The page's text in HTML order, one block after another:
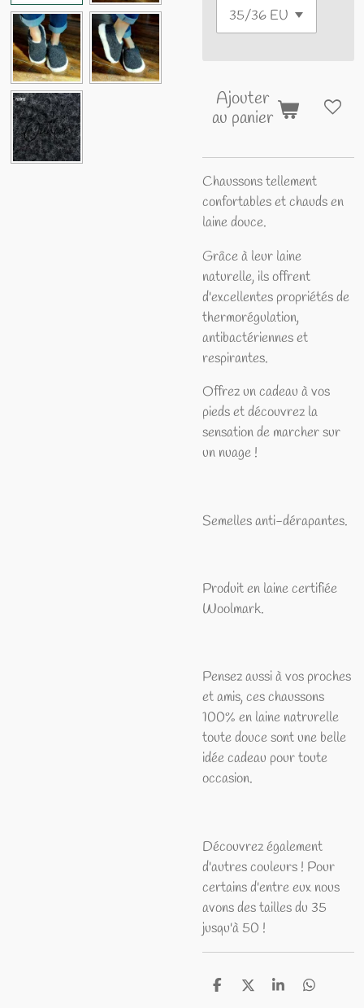
Ajouter
au panier
Chaussons tellement
confortables et chauds en
laine douce.
Grâce à leur laine
naturelle, ils offrent
d'excellentes propriétés de
thermorégulation,
antibactériennes et
respirantes.
Offrez un cadeau à vos
pieds et découvrez la
sensation de marcher sur
un nuage !
Semelles anti-dérapantes.
Produit en laine certifiée
Woolmark.
Pensez aussi à vos proches
et amis, ces chaussons
100% en laine natrurelle
toute douce sont une belle
idée cadeau pour toute
occasion.
Découvrez également
d'autres couleurs ! Pour
certains d'entre eux nous
avons des tailles du 35
jusqu'à 50 !
P
P
P
P